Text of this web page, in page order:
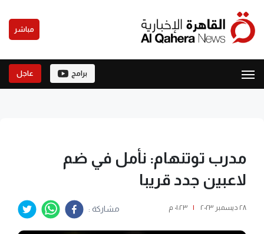
مباشر
برامج عاجل
مدرب توتنهام: نأمل في ضم
لاعبين جدد قريبا
٢٨ ديسمبر ٢٠٢٣ | ٠١:٢٣ م مشاركة :